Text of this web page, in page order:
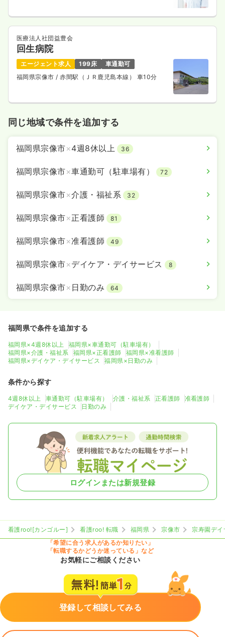
医療法人社団益豊会
回生病院
エージェント求人 199床
車通勤可
福岡県宗像市/ 赤間駅（ＪＲ鹿児島本線） 車10分
同じ地域で条件を追加する
福岡県宗像市×4週8休以上 36
福岡県宗像市×車通勤可（駐車場有） 72
福岡県宗像市×介護・福祉系 32
福岡県宗像市×正看護師 81
福岡県宗像市×准看護師 49
福岡県宗像市×デイケア・デイサービス 8
福岡県宗像市× 日勤のみ 64
福岡県で条件を追加する
福岡県×4週8休以上
福岡県×車通勤可（駐車場有）
福岡県×介護・福祉系
福岡県×正看護師
福岡県×准看護師
福岡県×デイケア・デイサービス
福岡県×日勤のみ
条件から探す
4週8休以上 車通勤可（駐車場有） 介護・福祉系 正看護師
准看護師
デイケア・デイサービス
日勤のみ
ログインまたは新規登録
看護roo![カンゴルー] 看護roo! 転職 福岡県 宗像市
宗寿園デ
「希望に合う求人があるか知りたい」
「転職するかどうか迷っている」など
お気軽にご相談ください
登録して相談してみる